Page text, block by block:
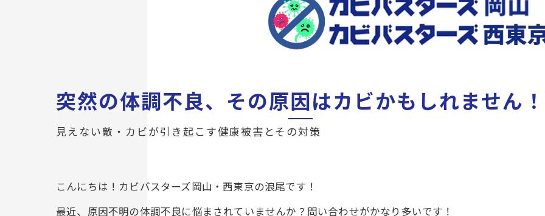
突然の体調不良、その原因はカビかもしれません！
見えない敵・カビが引き起こす健康被害とその対策
こんにちは！カビバスターズ岡山・西東京の浪尾です！
最近、原因不明の体調不良に悩まされていませんか？問い合わせがかなり多いです！